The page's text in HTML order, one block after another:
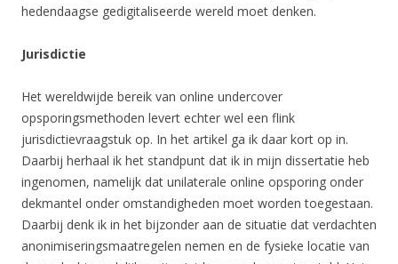
hedendaagse gedigitaliseerde wereld moet denken.
Jurisdictie
Het wereldwijde bereik van online undercover
opsporingsmethoden levert echter wel een flink
jurisdictievraagstuk op. In het artikel ga ik daar kort op in.
Daarbij herhaal ik het standpunt dat ik in mijn dissertatie heb
ingenomen, namelijk dat unilaterale online opsporing onder
dekmantel onder omstandigheden moet worden toegestaan.
Daarbij denk ik in het bijzonder aan de situatie dat verdachten
anonimiseringsmaatregelen nemen en de fysieke locatie van